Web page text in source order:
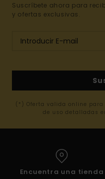
Suscríbete ahora para
y ofertas exclusivas.
(*) Oferta valida online para
de uso detalladas
Encuentra una tienda